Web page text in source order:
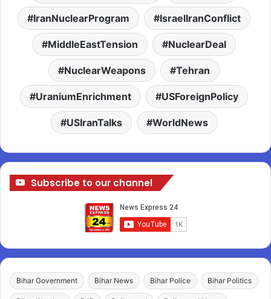
IranNuclearProgram IsraelIranConflict
MiddleEastTension NuclearDeal
NuclearWeapons Tehran
UraniumEnrichment USForeignPolicy
USIranTalks WorldNews
Subscribe to our channel
Bihar Government Bihar News Bihar Police Bihar Politics